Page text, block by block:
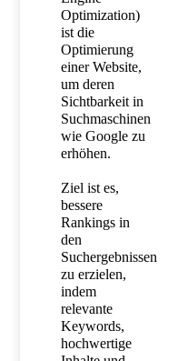
Optimization)
ist die
Optimierung
einer Website,
um deren
Sichtbarkeit in
Suchmaschinen
wie Google zu
erhöhen.
Ziel ist es,
bessere
Rankings in
den
Suchergebnissen
zu erzielen,
indem
relevante
Keywords,
hochwertige